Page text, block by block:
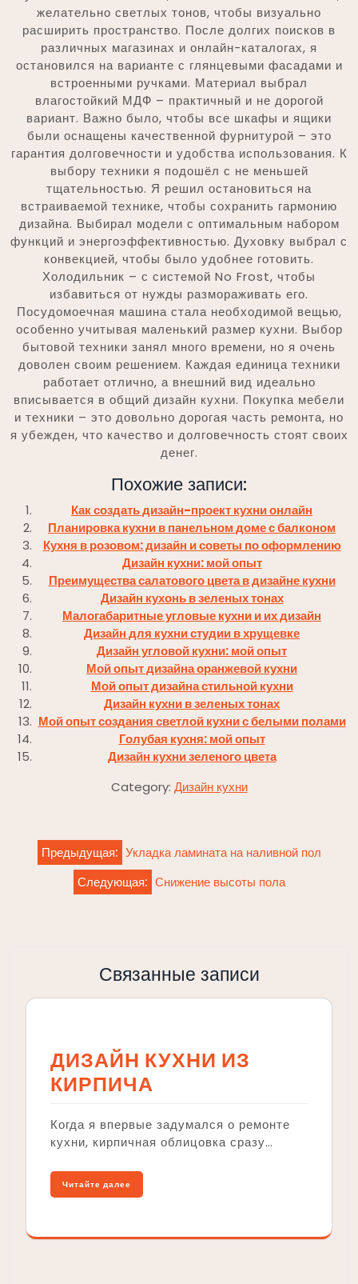
желательно светлых тонов, чтобы визуально
расширить пространство. После долгих поисков в
различных магазинах и онлайн-каталогах, я
остановился на варианте с глянцевыми фасадами и
встроенными ручками. Материал выбрал
влагостойкий МДФ – практичный и не дорогой
вариант. Важно было, чтобы все шкафы и ящики
были оснащены качественной фурнитурой – это
гарантия долговечности и удобства использования. К
выбору техники я подошёл с не меньшей
тщательностью. Я решил остановиться на
встраиваемой технике, чтобы сохранить гармонию
дизайна. Выбирал модели с оптимальным набором
функций и энергоэффективностью. Духовку выбрал с
конвекцией, чтобы было удобнее готовить.
Холодильник – с системой No Frost, чтобы
избавиться от нужды размораживать его.
Посудомоечная машина стала необходимой вещью,
особенно учитывая маленький размер кухни. Выбор
бытовой техники занял много времени, но я очень
доволен своим решением. Каждая единица техники
работает отлично, а внешний вид идеально
вписывается в общий дизайн кухни. Покупка мебели
и техники – это довольно дорогая часть ремонта, но
я убежден, что качество и долговечность стоят своих
денег.
Похожие записи:
Как создать дизайн-проект кухни онлайн
Планировка кухни в панельном доме с балконом
Кухня в розовом: дизайн и советы по оформлению
Дизайн кухни: мой опыт
Преимущества салатового цвета в дизайне кухни
Дизайн кухонь в зеленых тонах
Малогабаритные угловые кухни и их дизайн
Дизайн для кухни студии в хрущевке
Дизайн угловой кухни: мой опыт
Мой опыт дизайна оранжевой кухни
Мой опыт дизайна стильной кухни
Дизайн кухни в зеленых тонах
Мой опыт создания светлой кухни с белыми полами
Голубая кухня: мой опыт
Дизайн кухни зеленого цвета
Category: Дизайн кухни
Навигация
записям
Предыдущая: Укладка ламината на наливной пол
Следующая: Снижение высоты пола
Связанные записи
ДИЗАЙН КУХНИ ИЗ
КИРПИЧА
Когда я впервые задумался о ремонте
кухни, кирпичная облицовка сразу…
Читайте далее